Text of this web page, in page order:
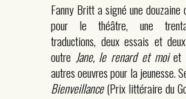
Fanny Britt a signé une douzaine
pour le théâtre, une
traductions, deux essais et
outre Jane, le renard et moiet
autres oeuvres pour la jeunesse.
Bienveillance(Prix littéraire du